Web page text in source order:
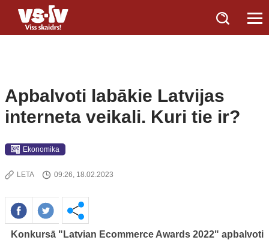
Apbalvoti labākie Latvijas
interneta veikali. Kuri tie ir?
Ekonomika
LETA 09:26, 18.02.2023
Konkursā "Latvian Ecommerce Awards 2022" apbalvoti